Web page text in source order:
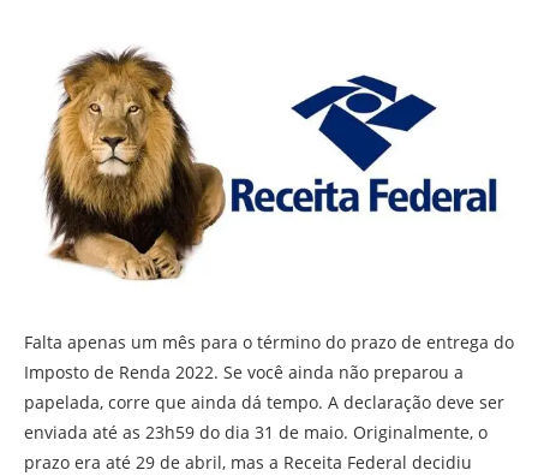
Falta apenas um mês para o término do prazo de entrega do
Imposto de Renda 2022. Se você ainda não preparou a
papelada, corre que ainda dá tempo. A declaração deve ser
enviada até as 23h59 do dia 31 de maio. Originalmente, o
prazo era até 29 de abril, mas a Receita Federal decidiu